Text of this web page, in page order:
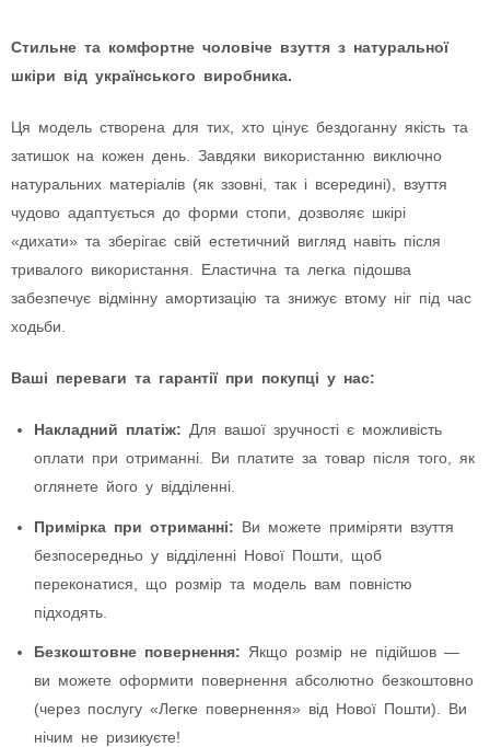
Стильне та комфортне чоловіче взуття з натуральної
шкіри від українського виробника.
Ця модель створена для тих, хто цінує бездоганну якість та
затишок на кожен день. Завдяки використанню виключно
натуральних матеріалів (як ззовні, так і всередині), взуття
чудово адаптується до форми стопи, дозволяє шкірі
«дихати» та зберігає свій естетичний вигляд навіть після
тривалого використання. Еластична та легка підошва
забезпечує відмінну амортизацію та знижує втому ніг під час
ходьби.
Ваші переваги та гарантії при покупці у нас:
Накладний платіж: Для вашої зручності є можливість
оплати при отриманні. Ви платите за товар після того, як
оглянете його у відділенні.
Примірка при отриманні: Ви можете приміряти взуття
безпосередньо у відділенні Нової Пошти, щоб
переконатися, що розмір та модель вам повністю
підходять.
Безкоштовне повернення: Якщо розмір не підійшов —
ви можете оформити повернення абсолютно безкоштовно
(через послугу «Легке повернення» від Нової Пошти). Ви
нічим не ризикуєте!